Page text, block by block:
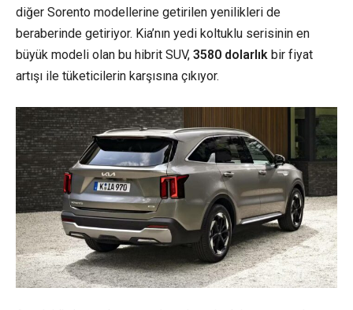
diğer Sorento modellerine getirilen yenilikleri de
beraberinde getiriyor. Kia’nın yedi koltuklu serisinin en
büyük modeli olan bu hibrit SUV, 3580 dolarlık bir fiyat
artışı ile tüketicilerin karşısına çıkıyor.